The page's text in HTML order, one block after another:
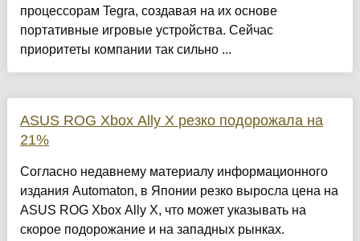
процессорам Tegra, создавая на их основе
портативные игровые устройства. Сейчас
приоритеты компании так сильно ...
ASUS ROG Xbox Ally X резко подорожала на
21%
Согласно недавнему материалу информационного
издания Automaton, в Японии резко выросла цена на
ASUS ROG Xbox Ally X, что может указывать на
скорое подорожание и на западных рынках.